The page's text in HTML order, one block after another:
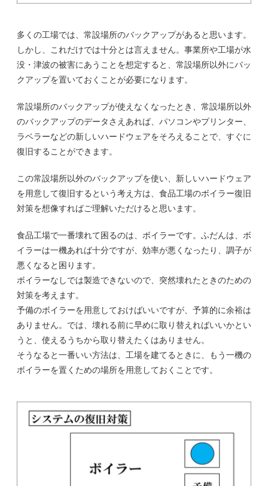
多くの工場では、常設場所のバックアップがあると思います。
しかし、これだけでは十分とは言えません。事業所や工場が水
没・津波の被害にあうことを想定すると、常設場所以外にバッ
クアップを置いておくことが必要になります。
常設場所のバックアップが使えなくなったとき、常設場所以外
のバックアップのデータさえあれば、パソコンやプリンター、
ラベラーなどの新しいハードウェアをそろえることで、すぐに
復旧することができます。
この常設場所以外のバックアップを使い、新しいハードウェア
を用意して復旧するという考え方は、食品工場のボイラー復旧
対策を想像すればご理解いただけると思います。
食品工場で一番壊れて困るのは、ボイラーです。ふだんは、ボ
イラーは一機あれば十分ですが、効率が悪くなったり、調子が
悪くなると困ります。
ボイラーなしでは製造できないので、突然壊れたときのための
対策を考えます。
予備のボイラーを用意しておけばいいですが、予算的に余裕は
ありません。では、壊れる前に早めに取り替えればいいかとい
うと、使えるうちから取り替えたくはありません。
そうなると一番いい方法は、工場を建てるときに、もう一機の
ボイラーを置くための場所を用意しておくことです。